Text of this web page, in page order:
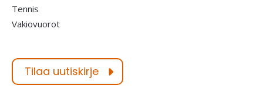
Tennis
Vakiovuorot
Tilaa uutiskirje